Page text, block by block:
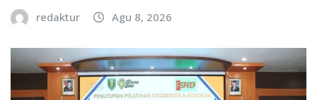
redaktur Agu 8, 2026